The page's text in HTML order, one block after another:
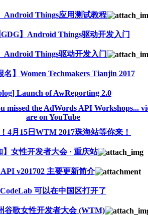
Android Things应用测试教程
GDG】Android Things驱动开发入门
Android Things驱动开发入门
名】Women Techmakers Tianjin 2017
Launch of AwReporting 2.0
missed the AdWords API Workshops...
are on YouTube
4月15日WTM 2017珠海站等你来！
】女性开发者大会 · 重庆站
v201702 主要更新简介
CodeLab 可以在中国区打开了
谷歌女性开发者大会 (WTM)